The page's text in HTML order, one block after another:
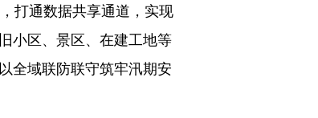
打通数据共享通道，实现
小区、景区、在建工地等
全域联防联守筑牢汛期安